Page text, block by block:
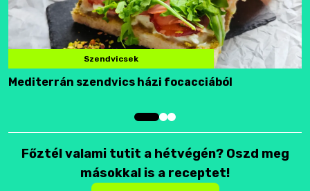
Szendvicsek
Mediterrán szendvics házi focacciából
Főztél valami tutit a hétvégén? Oszd meg
másokkal is a receptet!